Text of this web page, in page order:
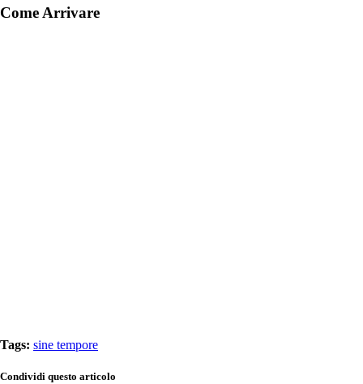
Come Arrivare
Tags: sine tempore
Condividi questo articolo